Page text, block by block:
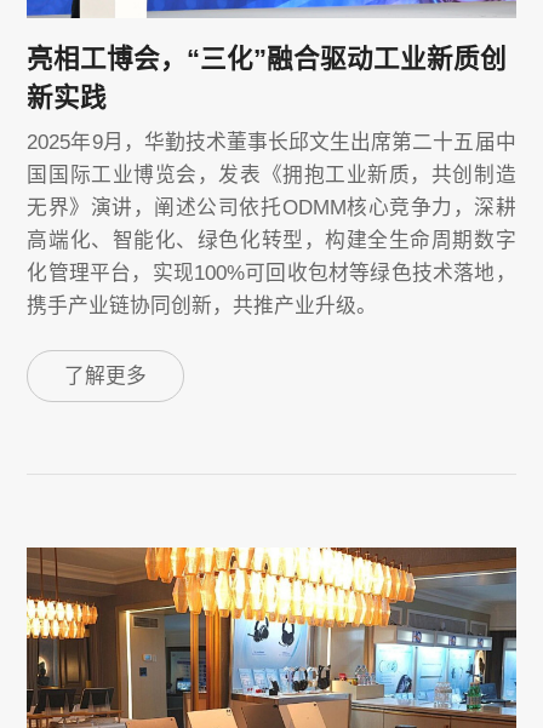
亮相工博会，“三化”融合驱动工业新质创
新实践
2025年9月，华勤技术董事长邱文生出席第二十五届中
国国际工业博览会，发表《拥抱工业新质，共创制造
无界》演讲，阐述公司依托ODMM核心竞争力，深耕
高端化、智能化、绿色化转型，构建全生命周期数字
化管理平台，实现100%可回收包材等绿色技术落地，
携手产业链协同创新，共推产业升级。
了解更多